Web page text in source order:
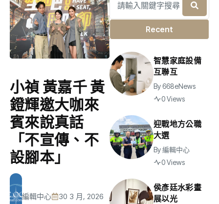
小禎 黃嘉千 黃
鐙輝邀大咖來
賓來說真話
「不宣傳、不
設腳本」
編輯中心 30 3 月, 2026
Recent
智慧家庭設備
互聯互
By668eNews
0 Views
迎戰地方公職
大選
By編輯中心
0 Views
侯彥廷水彩畫
展以光